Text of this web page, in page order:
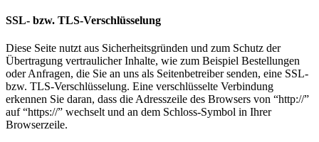
SSL- bzw. TLS-Verschlüsselung
Diese Seite nutzt aus Sicherheitsgründen und zum Schutz der
Übertragung vertraulicher Inhalte, wie zum Beispiel Bestellungen
oder Anfragen, die Sie an uns als Seitenbetreiber senden, eine SSL-
bzw. TLS-Verschlüsselung. Eine verschlüsselte Verbindung
erkennen Sie daran, dass die Adresszeile des Browsers von “http://”
auf “https://” wechselt und an dem Schloss-Symbol in Ihrer
Browserzeile.